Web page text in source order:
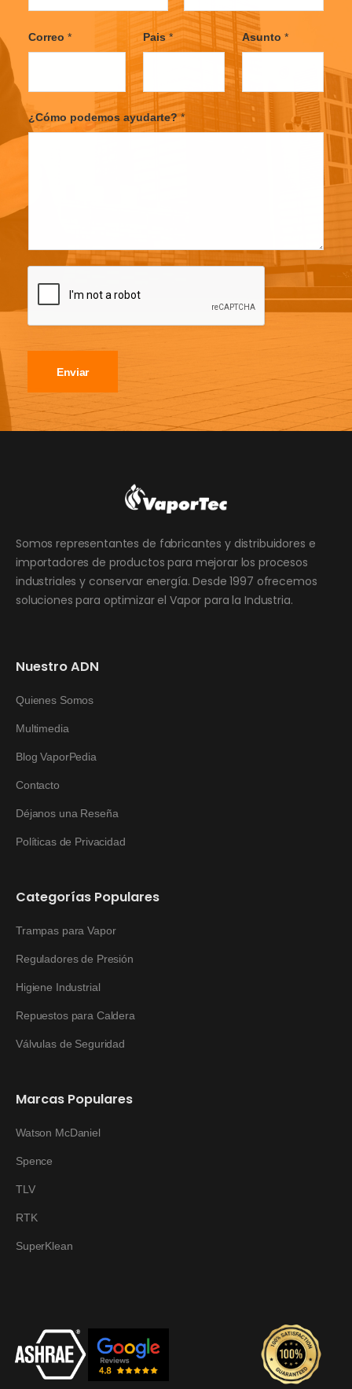
r
s
L
a
s
t
Correo * Pais* Asunto *
¿Cómo podemos ayudarte?*
Enviar
Somos representantes de fabricantes y distribuidores e
importadores de productos para mejorar los procesos
industriales y conservar energía. Desde 1997 ofrecemos
soluciones para optimizar el Vapor para la Industria.
Nuestro ADN
Quienes Somos
Multimedia
Blog VaporPedia
Contacto
Déjanos una Reseña
Políticas de Privacidad
Categorías Populares
Trampas para Vapor
Reguladores de Presión
Higiene Industrial
Repuestos para Caldera
Válvulas de Seguridad
Marcas Populares
Watson McDaniel
Spence
TLV
RTK
SuperKlean